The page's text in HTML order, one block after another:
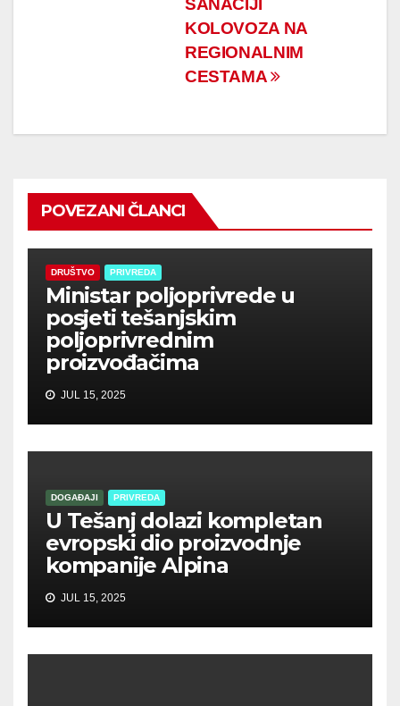
SANACIJI
KOLOVOZA NA
REGIONALNIM
CESTAMA
POVEZANI ČLANCI
DRUŠTVO PRIVREDA
Ministar poljoprivrede u
posjeti tešanjskim
poljoprivrednim
proizvođačima
JUL 15, 2025
DOGAĐAJI PRIVREDA
U Tešanj dolazi kompletan
evropski dio proizvodnje
kompanije Alpina
JUL 15, 2025